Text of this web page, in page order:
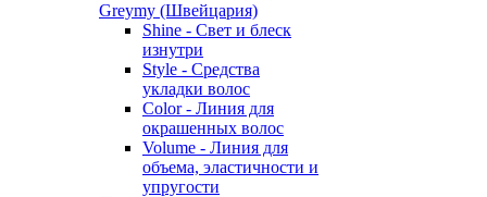
Greymy (Швейцария)
Shine - Свет и блеск
изнутри
Style - Средства
укладки волос
Color - Линия для
окрашенных волос
Volume - Линия для
объема, эластичности и
упругости